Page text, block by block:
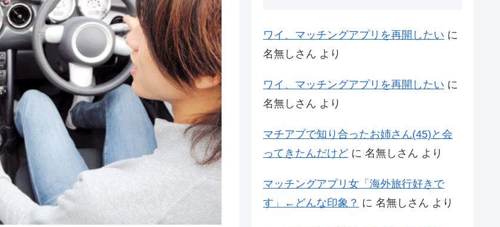
ワイ、マッチングアプリを再開したい に
名無しさん より
ワイ、マッチングアプリを再開したい に
名無しさん より
マチアプで知り合ったお姉さん(45)と会
ってきたんだけど に 名無しさん より
マッチングアプリ女「海外旅行好きで
す」←どんな印象？ に 名無しさん より